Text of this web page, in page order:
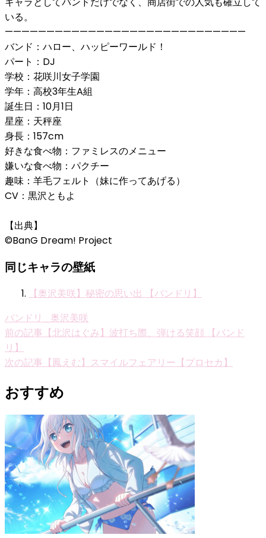
いる。
—————————————————————————————
バンド：ハロー、ハッピーワールド！
パート：DJ
学校：花咲川女子学園
学年：高校3年生A組
誕生日：10月1日
星座：天秤座
身長：157cm
好きな食べ物：ファミレスのメニュー
嫌いな食べ物：パクチー
趣味：羊毛フェルト（妹に作ってあげる）
CV：黒沢ともよ
【出典】
©BanG Dream! Project
同じキャラの壁紙
【奥沢美咲】秘密の思い出 【バンドリ】
バンドリ_奥沢美咲
投
稿
ビ
ゲ
ー
シ
ョ
ン
前の記事 【北沢はぐみ】波打ち際、弾ける笑顔 【バンド
リ】
次の記事 【鳳えむ】スマイルフェアリー【プロセカ】
おすすめ